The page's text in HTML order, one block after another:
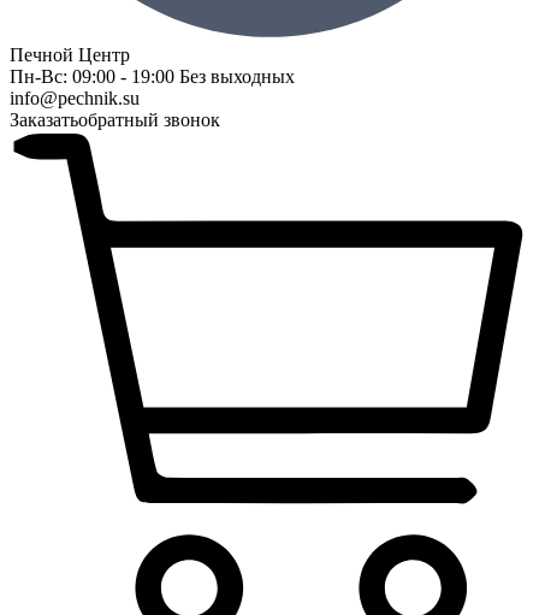
Печной Центр
Пн-Вс: 09:00 - 19:00 Без выходных
info@pechnik.su
Заказатьобратный звонок